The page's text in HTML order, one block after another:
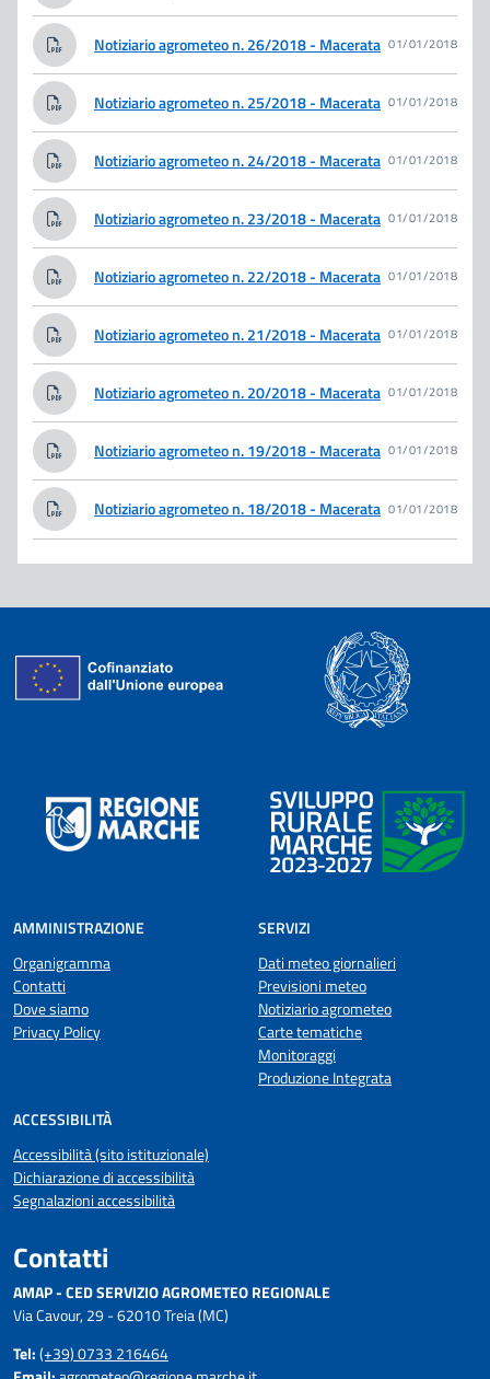
Notiziario agrometeo n. 26/2018 - Macerata 01/01/2018
Notiziario agrometeo n. 25/2018 - Macerata 01/01/2018
Notiziario agrometeo n. 24/2018 - Macerata 01/01/2018
Notiziario agrometeo n. 23/2018 - Macerata 01/01/2018
Notiziario agrometeo n. 22/2018 - Macerata 01/01/2018
Notiziario agrometeo n. 21/2018 - Macerata 01/01/2018
Notiziario agrometeo n. 20/2018 - Macerata 01/01/2018
Notiziario agrometeo n. 19/2018 - Macerata 01/01/2018
Notiziario agrometeo n. 18/2018 - Macerata 01/01/2018
AMMINISTRAZIONE
Organigramma
Contatti
Dove siamo
Privacy Policy
SERVIZI
Dati meteo giornalieri
Previsioni meteo
Notiziario agrometeo
Carte tematiche
Monitoraggi
Produzione Integrata
ACCESSIBILITÀ
Accessibilità (sito istituzionale)
Dichiarazione di accessibilità
Segnalazioni accessibilità
Contatti
AMAP - CED SERVIZIO AGROMETEO REGIONALE
Via Cavour, 29 - 62010 Treia (MC)
Tel:(+39) 0733 216464